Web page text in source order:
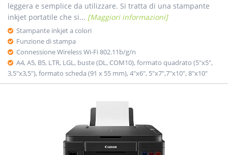
leggera e semplice da utilizzare. Si tratta di una stampante
inkjet portatile che si... [Maggiori informazioni]
Stampante inkjet a colori
Funzione di stampa
Connessione Wireless Wi-Fi 802.11b/g/n
A4, A5, B5, LTR, LGL, buste (DL, COM10), formato quadrato (5"x5",
3,5"x3,5"), formato scheda (91 x 55 mm), 4"x6", 5"x7",7"x10", 8"x10"